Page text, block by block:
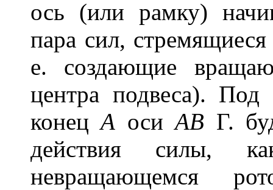
ось (или рамку)
пара сил,
е. создающие
центра подвеса).
конецА осиАВ Г.
действия силы,
невращающемся